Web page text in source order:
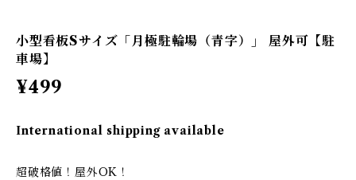
小型看板Sサイズ「月極駐輪場（青字）」 屋外可【駐
車場】
¥499
International shipping available
超破格値！屋外OK！